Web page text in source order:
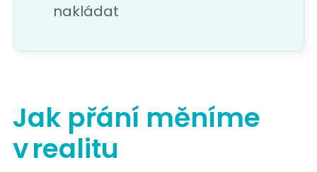
nakládat
Jak přání měníme
v realitu